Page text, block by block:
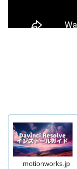
motionworks.jp